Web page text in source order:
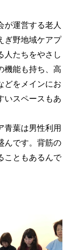
が運営する老人
ぎ野地域ケアプ
人たちをやさし
機能も持ち、高
どをメインにお
いスペースもあ
青葉は男性利用
んです。背筋の
こともあるんで